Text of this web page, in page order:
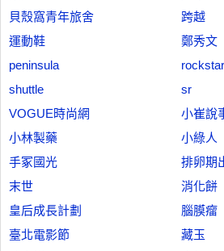
貝殼窩青年旅舍
跨越
運動鞋
鄭秀文
peninsula
rockstar
shuttle
sr
VOGUE時尚網
小崔說
小林製藥
小綠人
手冢國光
排卵期
末世
消化餅
皇后成長計劃
腦膜瘤
臺北電影節
藏玉